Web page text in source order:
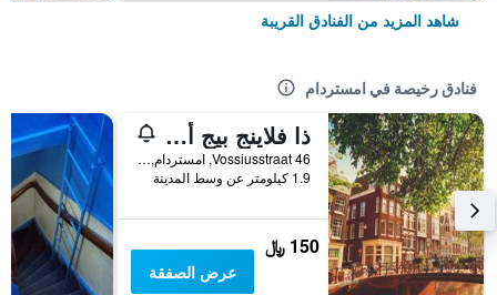
شاهد المزيد من الفنادق القريبة
فنادق رخيصة في امستردام
ذا فلاينج بيج أبتاون هوستل
Vossiusstraat 46, امستردام, مقاطعة شمال هولندا, هولندا
1.9 كيلومتر عن وسط المدينة
150 ﷼
عرض الصفقة